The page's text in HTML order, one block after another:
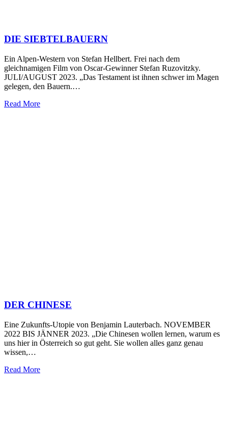
DIE SIEBTELBAUERN
Ein Alpen-Western von Stefan Hellbert. Frei nach dem
gleichnamigen Film von Oscar-Gewinner Stefan Ruzovitzky.
JULI/AUGUST 2023. „Das Testament ist ihnen schwer im Magen
gelegen, den Bauern.…
Read More
DER CHINESE
Eine Zukunfts-Utopie von Benjamin Lauterbach. NOVEMBER
2022 BIS JÄNNER 2023. „Die Chinesen wollen lernen, warum es
uns hier in Österreich so gut geht. Sie wollen alles ganz genau
wissen,…
Read More